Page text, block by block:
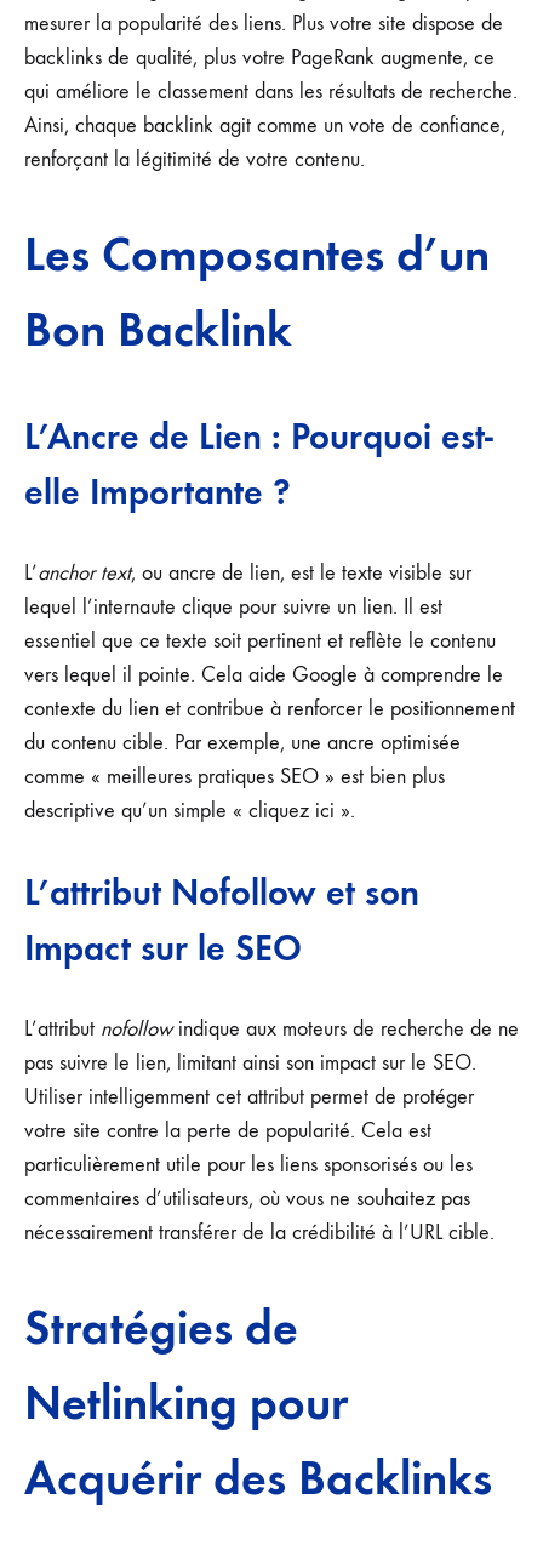
mesurer la popularité des liens. Plus votre site dispose de
backlinks de qualité, plus votre PageRank augmente, ce
qui améliore le classement dans les résultats de recherche.
Ainsi, chaque backlink agit comme un vote de confiance,
renforçant la légitimité de votre contenu.
Les Composantes d’un
Bon Backlink
L’Ancre de Lien : Pourquoi est-
elle Importante ?
L’anchor text, ou ancre de lien, est le texte visible sur
lequel l’internaute clique pour suivre un lien. Il est
essentiel que ce texte soit pertinent et reflète le contenu
vers lequel il pointe. Cela aide Google à comprendre le
contexte du lien et contribue à renforcer le positionnement
du contenu cible. Par exemple, une ancre optimisée
comme « meilleures pratiques SEO » est bien plus
descriptive qu’un simple « cliquez ici ».
L’attribut Nofollow et son
Impact sur le SEO
L’attribut nofollowindique aux moteurs de recherche de ne
pas suivre le lien, limitant ainsi son impact sur le SEO.
Utiliser intelligemment cet attribut permet de protéger
votre site contre la perte de popularité. Cela est
particulièrement utile pour les liens sponsorisés ou les
commentaires d’utilisateurs, où vous ne souhaitez pas
nécessairement transférer de la crédibilité à l’URL cible.
Stratégies de
Netlinking pour
Acquérir des Backlinks